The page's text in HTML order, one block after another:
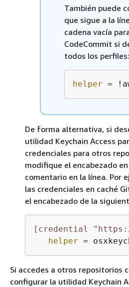
También puede
que sigue a la
cadena vacía
CodeCommit si
todos los perfiles:
helper =
De forma alternativa, si
utilidad Keychain Access
credenciales para otros
modifique el encabezado
comentario en la línea. Por
las credenciales en caché
el encabezado de la
[credential
helper =
Si accedes a otros repositorios
configurar la utilidad Keychain